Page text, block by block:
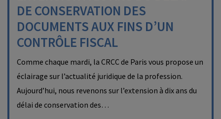
DE CONSERVATION DES
DOCUMENTS AUX FINS D’UN
CONTRÔLE FISCAL
Comme chaque mardi, la CRCC de Paris vous propose un
éclairage sur l’actualité juridique de la profession.
Aujourd’hui, nous revenons sur l’extension à dix ans du
délai de conservation des…